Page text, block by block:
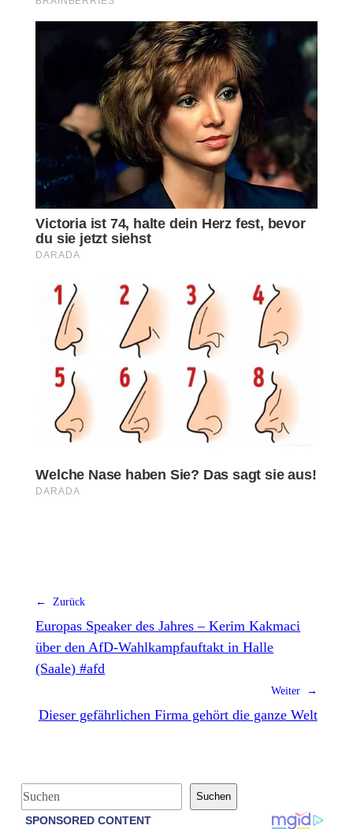
← Zurück
Europas Speaker des Jahres – Kerim Kakmaci
über den AfD-Wahlkampfauftakt in Halle
(Saale) #afd
Weiter →
Dieser gefährlichen Firma gehört die ganze Welt
S
u
Suchen